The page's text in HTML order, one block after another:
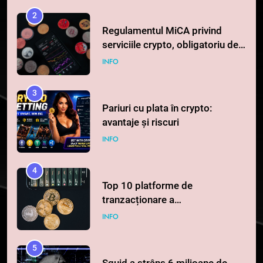
3
Pariuri cu plata în crypto:
avantaje și riscuri
4
Top 10 platforme de
tranzacționare a
5
Squid a strâns 6 milioane de
dolari cu sprijinul Ripple, apoi a
puțin de 24 de ore